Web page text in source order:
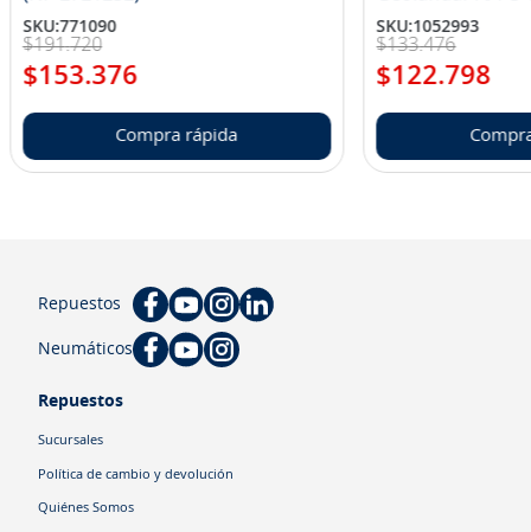
SKU:771090
$191.720
$153.376
Compra rápida
SKU:1052993
$133.476
$122.798
Repuestos
Neumáticos
Repuestos
Sucursales
Política de cambio y devolución
Quiénes Somos